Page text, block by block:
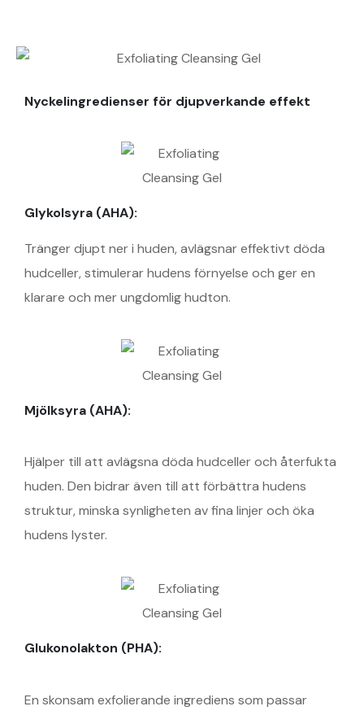
Nyckelingredienser för djupverkande effekt
Glykolsyra (AHA):
Tränger djupt ner i huden, avlägsnar effektivt döda
hudceller, stimulerar hudens förnyelse och ger en
klarare och mer ungdomlig hudton.
Mjölksyra (AHA):
Hjälper till att avlägsna döda hudceller och återfukta
huden. Den bidrar även till att förbättra hudens
struktur, minska synligheten av fina linjer och öka
hudens lyster.
Glukonolakton (PHA):
En skonsam exfolierande ingrediens som passar